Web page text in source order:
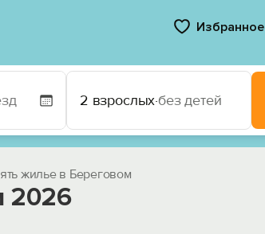
Избранное
2 взрослых·без детей
жилье в Береговом
2026